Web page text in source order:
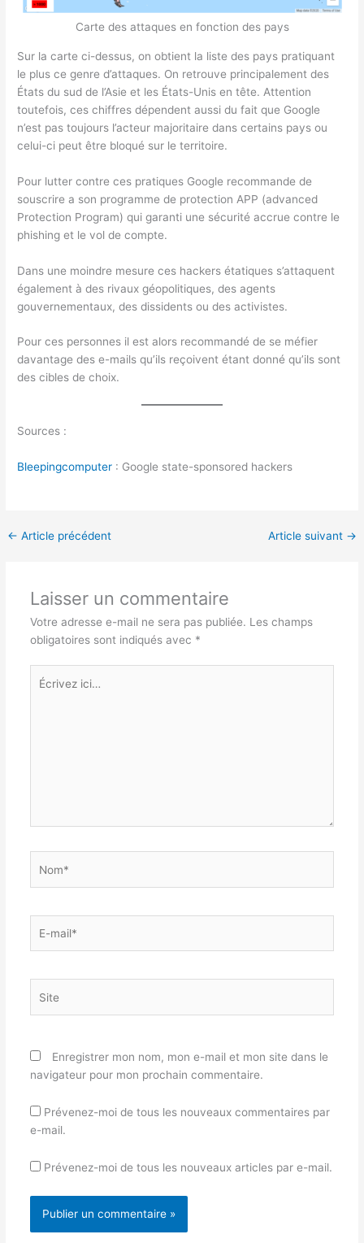
Carte des attaques en fonction des pays
Sur la carte ci-dessus, on obtient la liste des pays pratiquant
le plus ce genre d’attaques. On retrouve principalement des
États du sud de l’Asie et les États-Unis en tête. Attention
toutefois, ces chiffres dépendent aussi du fait que Google
n’est pas toujours l’acteur majoritaire dans certains pays ou
celui-ci peut être bloqué sur le territoire.
Pour lutter contre ces pratiques Google recommande de
souscrire a son programme de protection APP (advanced
Protection Program) qui garanti une sécurité accrue contre le
phishing et le vol de compte.
Dans une moindre mesure ces hackers étatiques s’attaquent
également à des rivaux géopolitiques, des agents
gouvernementaux, des dissidents ou des activistes.
Pour ces personnes il est alors recommandé de se méfier
davantage des e-mails qu’ils reçoivent étant donné qu’ils sont
des cibles de choix.
Sources :
Bleepingcomputer : Google state-sponsored hackers
← Article précédent Article suivant →
Laisser un commentaire
Votre adresse e-mail ne sera pas publiée. Les champs
obligatoires sont indiqués avec *
Écrivez
ici…
mail*
Enregistrer mon nom, mon e-mail et mon site dans le
navigateur pour mon prochain commentaire.
Prévenez-moi de tous les nouveaux commentaires par
e-mail.
Prévenez-moi de tous les nouveaux articles par e-mail.